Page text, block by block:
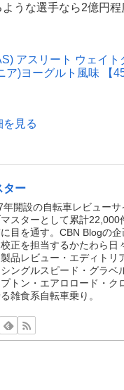
うな選手なら2億円
アスリート ウェイト
ア)ヨーグルト風味 【
見る
ター
年開設の自転車レビューサ
マスターとして累計22,000
目を通す。CBN Blogの
正を担当するかたわら日
品レビュー・エディトリ
ングルスピード・グラベ
トン・エアロロード・ク
雑食系自転車乗り。